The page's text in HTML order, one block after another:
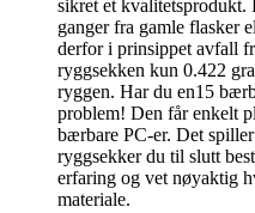
sikret et kvalitetsprodukt.
ganger fra gamle flasker
derfor i prinsippet avfall
ryggsekken kun 0.422
ryggen. Har du en15
problem! Den får enkelt
bærbare PC-er. Det
ryggsekker du til slutt
erfaring og vet nøyaktig
materiale.